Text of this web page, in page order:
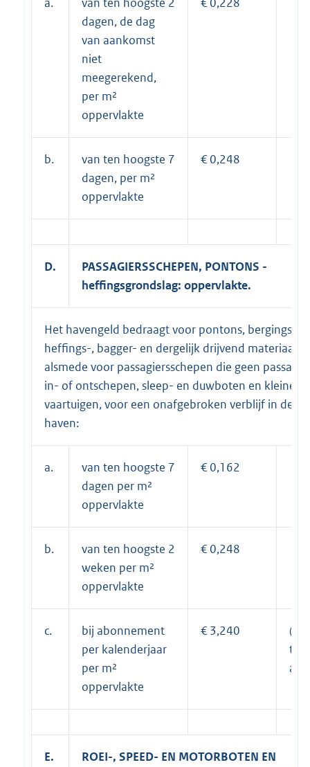
dagen, de dag
van aankomst
niet
meegerekend,
per m²
oppervlakte
b.
van ten hoogste 7
dagen, per m²
oppervlakte
€ 0,248
D.
PASSAGIERSSCHEPEN, PONTONS -
heffingsgrondslag: oppervlakte.
Het havengeld bedraagt voor pontons, bergings-,
heffings-, bagger- en dergelijk drijvend materiaal
alsmede voor passagiersschepen die geen
in- of ontschepen, sleep- en duwboten en kleine
vaartuigen, voor een onafgebroken verblijf in de
haven:
a.
van ten hoogste 7
dagen per m²
oppervlakte
€ 0,162
b.
van ten hoogste 2
weken per m²
oppervlakte
€ 0,248
c.
bij abonnement
per kalenderjaar
per m²
oppervlakte
€ 3,240
(20
a)
E.
ROEI-, SPEED- EN MOTORBOTEN EN